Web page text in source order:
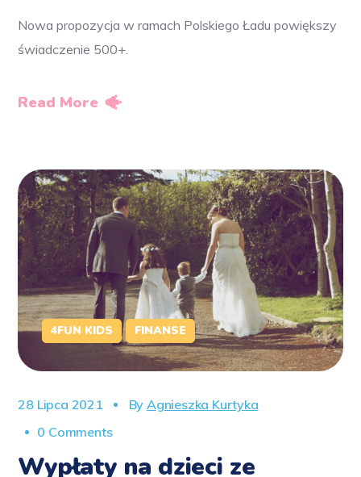
Nowa propozycja w ramach Polskiego Ładu powiększy
świadczenie 500+.
Read More
4FUN KIDS FINANSE
28 Lipca 2021 ByAgnieszka Kurtyka
0 Comments
Wypłaty na dzieci ze